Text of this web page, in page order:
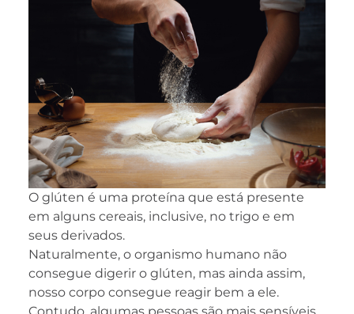
O glúten é uma proteína que está presente
em alguns cereais, inclusive, no trigo e em
seus derivados.
Naturalmente, o organismo humano não
consegue digerir o glúten, mas ainda assim,
nosso corpo consegue reagir bem a ele.